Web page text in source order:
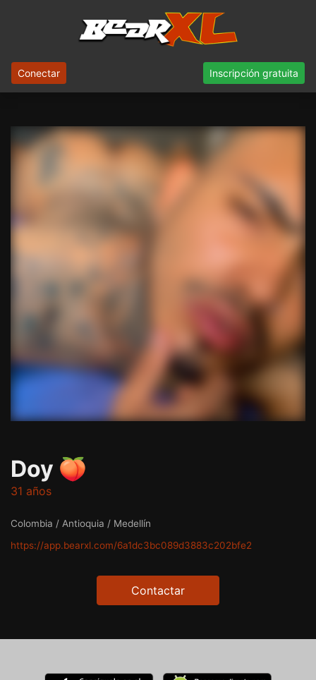
Conectar Inscripción gratuita
Doy 🍑
31 años
Colombia / Antioquia / Medellín
https://app.bearxl.com/6a1dc3bc089d3883c202bfe2
Contactar